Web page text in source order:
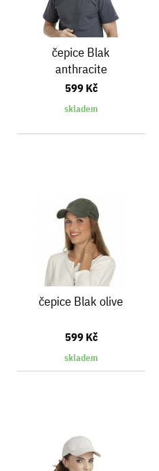
čepice Blak
anthracite
599 Kč
skladem
čepice Blak olive
599 Kč
skladem